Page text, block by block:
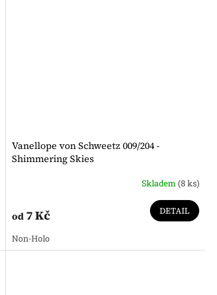
Vanellope von Schweetz 009/204 -
Shimmering Skies
Skladem (8 ks)
od7 Kč DETAIL
Non-Holo